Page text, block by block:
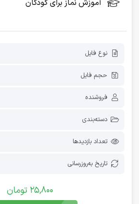
آموزش نماز برای کودکان
نوع فایل
حجم فایل
فروشنده
دسته‌بندی
تعداد بازدیدها
تاریخ به‌روز‌رسانی
25,800 تومان